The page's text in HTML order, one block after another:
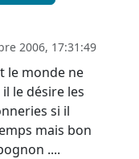
2006, 17:31:49
le monde ne
le désire les
si il
mais bon
....